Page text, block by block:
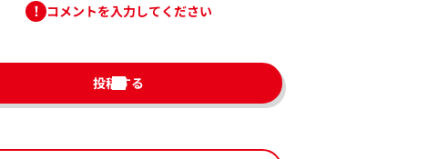
コメントを入力してください
投稿する